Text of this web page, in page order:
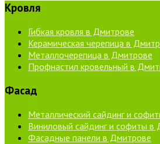
Кровля
Гибкая кровля в Дмитрове
Керамическая черепица в
Металлочерепица в Дмитрове
Профнастил кровельный в
Фасад
Металлический сайдинг и
Виниловый сайдинг и софиты в
Фасадные панели в Дмитрове